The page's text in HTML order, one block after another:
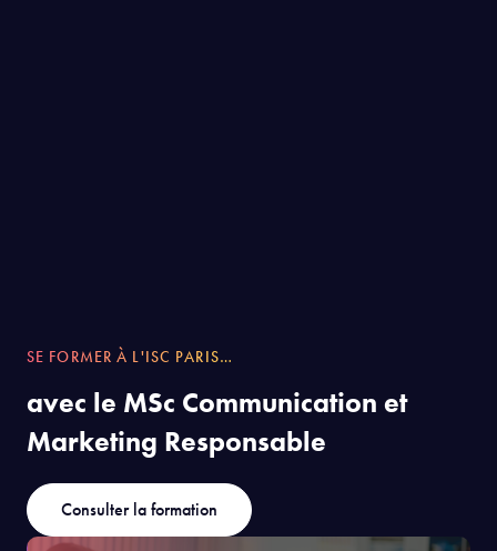
SE FORMER À L'ISC PARIS…
avec le MSc Communication et
Marketing Responsable
Consulter la formation